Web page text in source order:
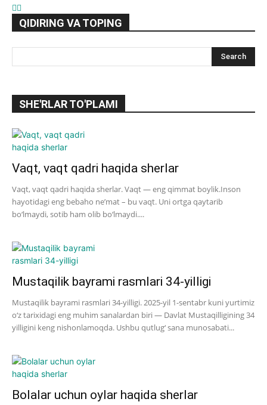
QIDIRING VA TOPING
SHE'RLAR TO'PLAMI
Vaqt, vaqt qadri haqida sherlar
Vaqt, vaqt qadri haqida sherlar. Vaqt — eng qimmat boylik.Inson
hayotidagi eng bebaho ne’mat – bu vaqt. Uni ortga qaytarib
bo‘lmaydi, sotib ham olib bo‘lmaydi....
Mustaqilik bayrami rasmlari 34-yilligi
Mustaqilik bayrami rasmlari 34-yilligi. 2025-yil 1-sentabr kuni yurtimiz
o‘z tarixidagi eng muhim sanalardan biri — Davlat Mustaqilligining 34
yilligini keng nishonlamoqda. Ushbu qutlug‘ sana munosabati...
Bolalar uchun oylar haqida sherlar